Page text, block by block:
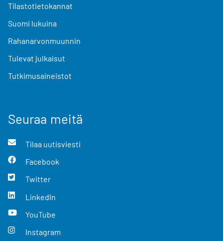
Tilastotietokannat
Suomi lukuina
Rahanarvonmuunnin
Tulevat julkaisut
Tutkimusaineistot
Seuraa meitä
Tilaa uutisviesti
Facebook
Twitter
LinkedIn
YouTube
Instagram